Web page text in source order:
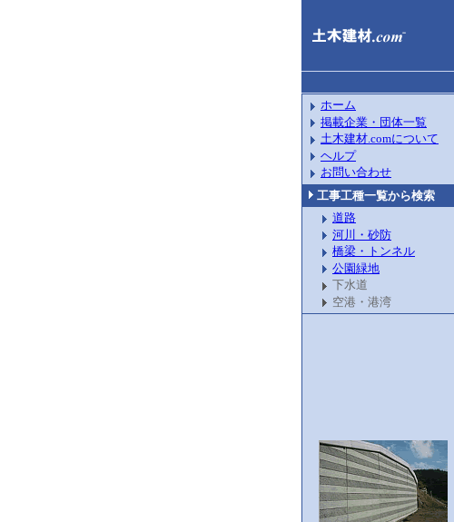
ホーム
掲載企業・団体一覧
土木建材.comについて
ヘルプ
お問い合わせ
工事工種一覧から検索
道路
河川・砂防
橋梁・トンネル
公園緑地
下水道
空港・港湾